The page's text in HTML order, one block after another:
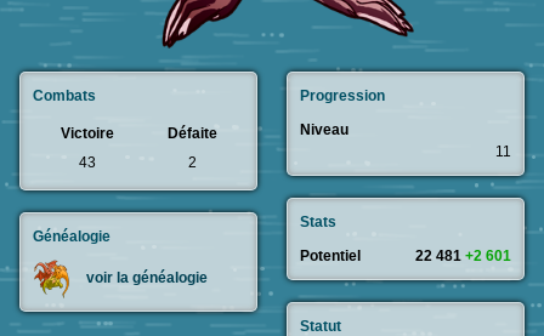
Combats
Victoire
Défaite
43
2
Généalogie
voir la généalogie
Progression
Niveau
11
Stats
Potentiel
22 481 +2 601
Statut